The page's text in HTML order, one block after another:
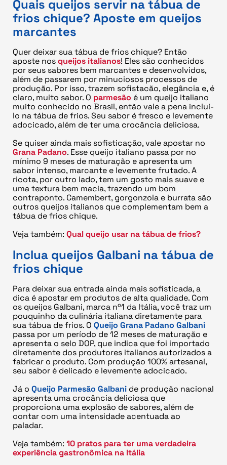
Quais queijos servir na tábua de
frios chique? Aposte em queijos
marcantes
Quer deixar sua tábua de frios chique? Então
aposte nosqueijos italianos! Eles são conhecidos
por seus sabores bem marcantes e desenvolvidos,
além de passarem por minuciosos processos de
produção. Por isso, trazem sofistacão, elegância e, é
claro, muito sabor. O parmesão é um queijo italiano
muito conhecido no Brasil, então vale a pena incluí-
lo na tábua de frios. Seu sabor é fresco e levemente
adocicado, além de ter uma crocância deliciosa.
Se quiser ainda mais sofisticação, vale apostar no
Grana Padano. Esse queijo italiano passa por no
mínimo 9 meses de maturação e apresenta um
sabor intenso, marcante e levemente frutado. A
ricota, por outro lado, tem um gosto mais suave e
uma textura bem macia, trazendo um bom
contraponto. Camembert, gorgonzola e burrata são
outros queijos italianos que complementam bem a
tábua de frios chique.
Veja também: Qual queijo usar na tábua de frios?
Inclua queijos Galbani na tábua de
frios chique
Para deixar sua entrada ainda mais sofisticada, a
dica é apostar em produtos de alta qualidade. Com
os queijos Galbani, marca nº1 da Itália, você traz um
pouquinho da culinária italiana diretamente para
sua tábua de frios. O Queijo Grana Padano Galbani
passa por um período de 12 meses de maturação e
apresenta o selo DOP, que indica que foi importado
diretamente dos produtores italianos autorizados a
fabricar o produto. Com produção 100% artesanal,
seu sabor é delicado e levemente adocicado.
Já o Queijo Parmesão Galbani de produção nacional
apresenta uma crocância deliciosa que
proporciona uma explosão de sabores, além de
contar com uma intensidade acentuada ao
paladar.
Veja também: 10 pratos para ter uma verdadeira
experiência gastronômica na Itália